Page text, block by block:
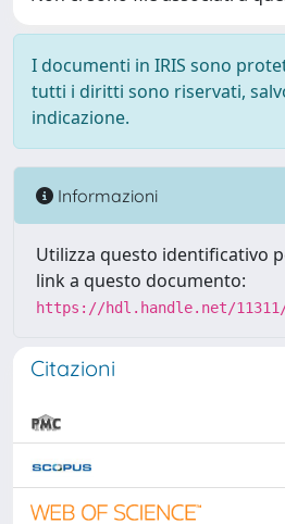
I documenti in IRIS sono
tutti i diritti sono riservati,
indicazione.
Informazioni
Utilizza questo identificativo
link a questo documento:
https://hdl.handle.net/11311/
Citazioni